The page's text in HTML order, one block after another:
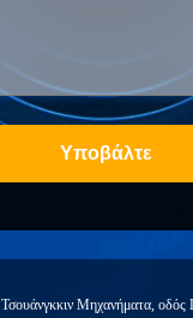
Υποβάλτε
Τσουάνγκκιν Μηχανήματα, οδός